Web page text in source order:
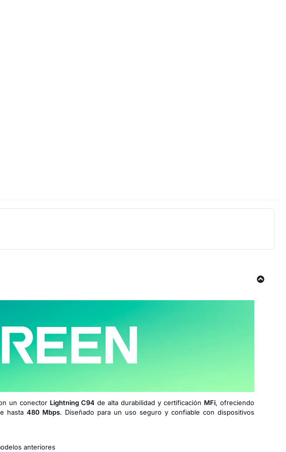
un conector Lightning C94 de alta durabilidad y certificación MFi, ofreciendo
hasta 480 Mbps. Diseñado para un uso seguro y confiable con dispositivos
anteriores